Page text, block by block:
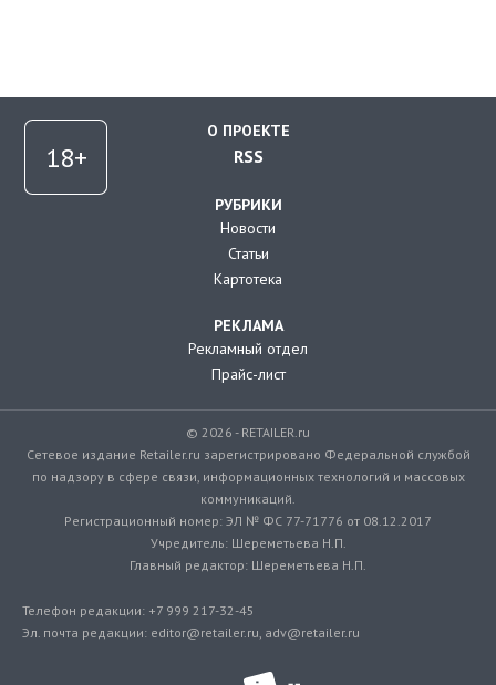
О ПРОЕКТЕ
RSS
РУБРИКИ
Новости
Статьи
Картотека
РЕКЛАМА
Рекламный отдел
Прайс-лист
© 2026 - RETAILER.ru
Сетевое издание Retailer.ru зарегистрировано Федеральной службой
по надзору в сфере связи, информационных технологий и массовых
коммуникаций.
Регистрационный номер: ЭЛ № ФС 77-71776 от 08.12.2017
Учредитель: Шереметьева Н.П.
Главный редактор: Шереметьева Н.П.
Телефон редакции: +7 999 217-32-45
Эл. почта редакции: editor@retailer.ru, adv@retailer.ru